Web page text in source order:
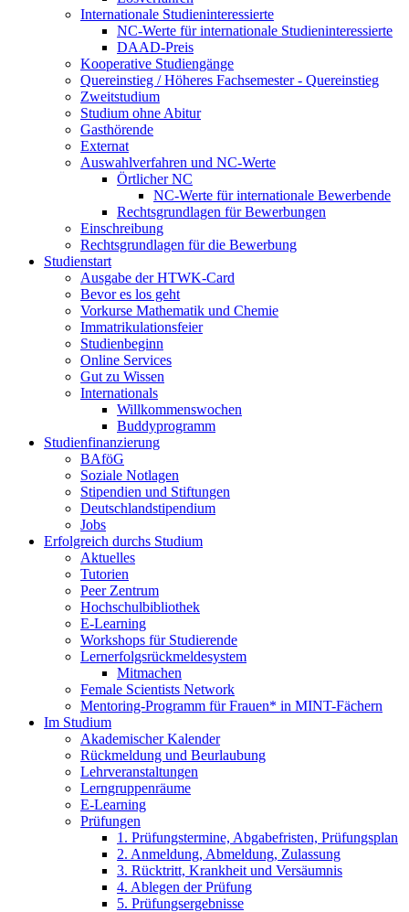
Internationale Studieninteressierte
NC-Werte für internationale Studieninteressierte
DAAD-Preis
Kooperative Studiengänge
Quereinstieg / Höheres Fachsemester - Quereinstieg
Zweitstudium
Studium ohne Abitur
Gasthörende
Externat
Auswahlverfahren und NC-Werte
Örtlicher NC
NC-Werte für internationale Bewerbende
Rechtsgrundlagen für Bewerbungen
Einschreibung
Rechtsgrundlagen für die Bewerbung
Studienstart
Ausgabe der HTWK-Card
Bevor es los geht
Vorkurse Mathematik und Chemie
Immatrikulationsfeier
Studienbeginn
Online Services
Gut zu Wissen
Internationals
Willkommenswochen
Buddyprogramm
Studienfinanzierung
BAföG
Soziale Notlagen
Stipendien und Stiftungen
Deutschlandstipendium
Jobs
Erfolgreich durchs Studium
Aktuelles
Tutorien
Peer Zentrum
Hochschulbibliothek
E-Learning
Workshops für Studierende
Lernerfolgsrückmeldesystem
Mitmachen
Female Scientists Network
Mentoring-Programm für Frauen* in MINT-Fächern
Im Studium
Akademischer Kalender
Rückmeldung und Beurlaubung
Lehrveranstaltungen
Lerngruppenräume
E-Learning
Prüfungen
1. Prüfungstermine, Abgabefristen, Prüfungsplan
2. Anmeldung, Abmeldung, Zulassung
3. Rücktritt, Krankheit und Versäumnis
4. Ablegen der Prüfung
5. Prüfungsergebnisse